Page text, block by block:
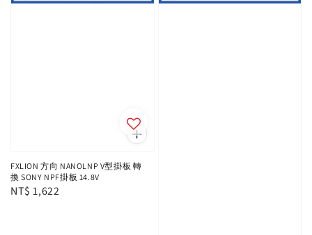
FXLION 方向 NANOLNP V型掛板 轉
換 SONY NPF掛板 14.8V
Regular
NT$ 1,622